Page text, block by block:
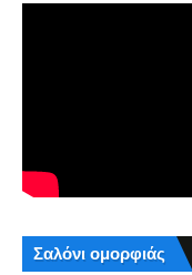
Σαλόνι ομορφιάς